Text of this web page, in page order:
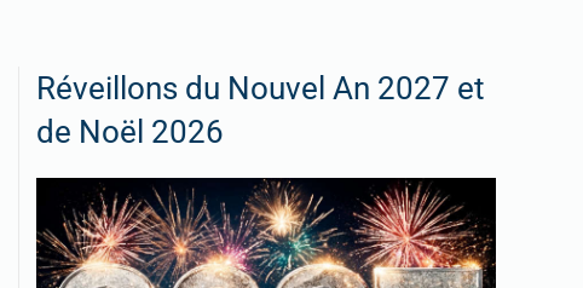
Réveillons du Nouvel An 2027 et
de Noël 2026